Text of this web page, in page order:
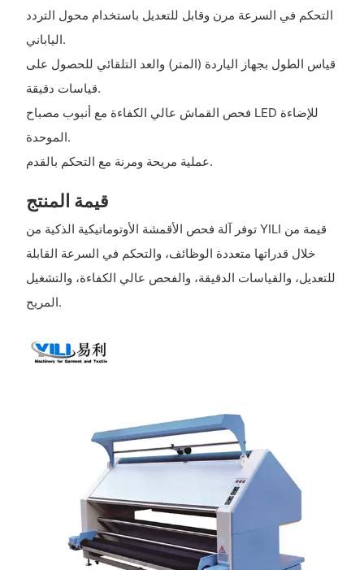
التحكم في السرعة مرن وقابل للتعديل باستخدام محول التردد
الياباني.
قياس الطول بجهاز الياردة (المتر) والعد التلقائي للحصول على
قياسات دقيقة.
فحص القماش عالي الكفاءة مع أنبوب مصباح LED للإضاءة
الموحدة.
عملية مريحة ومرنة مع التحكم بالقدم.
قيمة المنتج
توفر آلة فحص الأقمشة الأوتوماتيكية الذكية من YILI قيمة من
خلال قدراتها متعددة الوظائف، والتحكم في السرعة القابلة
للتعديل، والقياسات الدقيقة، والفحص عالي الكفاءة، والتشغيل
المريح.